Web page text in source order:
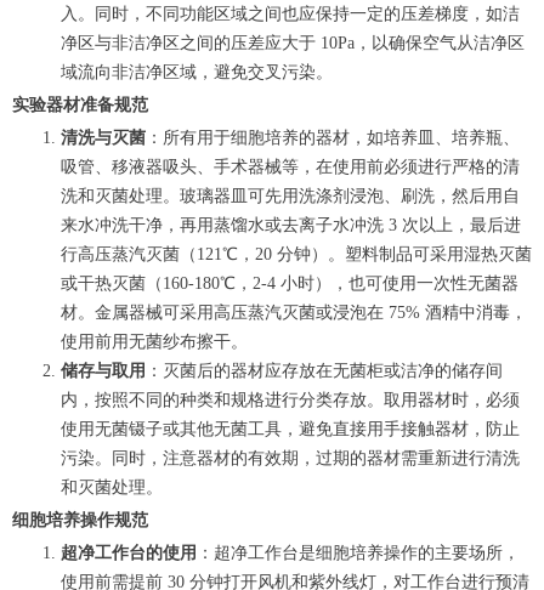
入。同时，不同功能区域之间也应保持一定的压差梯度，如洁
净区与非洁净区之间的压差应大于 10Pa，以确保空气从洁净区
域流向非洁净区域，避免交叉污染。
实验器材准备规范
清洗与灭菌 ：所有用于细胞培养的器材，如培养皿、培养瓶、
吸管、移液器吸头、手术器械等，在使用前必须进行严格的清
洗和灭菌处理。玻璃器皿可先用洗涤剂浸泡、刷洗，然后用自
来水冲洗干净，再用蒸馏水或去离子水冲洗 3 次以上，最后进
行高压蒸汽灭菌（121℃，20 分钟）。塑料制品可采用湿热灭菌
或干热灭菌（160-180℃，2-4 小时），也可使用一次性无菌器
材。金属器械可采用高压蒸汽灭菌或浸泡在 75% 酒精中消毒，
使用前用无菌纱布擦干。
储存与取用 ：灭菌后的器材应存放在无菌柜或洁净的储存间
内，按照不同的种类和规格进行分类存放。取用器材时，必须
使用无菌镊子或其他无菌工具，避免直接用手接触器材，防止
污染。同时，注意器材的有效期，过期的器材需重新进行清洗
和灭菌处理。
细胞培养操作规范
超净工作台的使用 ：超净工作台是细胞培养操作的主要场所，
使用前需提前 30 分钟打开风机和紫外线灯，对工作台进行预清